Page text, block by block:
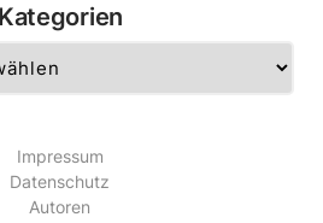
Kategorien
Impressum
Datenschutz
Autoren